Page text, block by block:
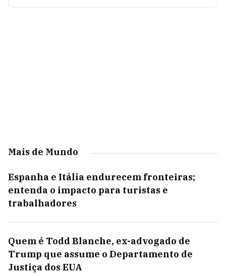
Mais de Mundo
Espanha e Itália endurecem fronteiras;
entenda o impacto para turistas e
trabalhadores
Quem é Todd Blanche, ex-advogado de
Trump que assume o Departamento de
Justiça dos EUA